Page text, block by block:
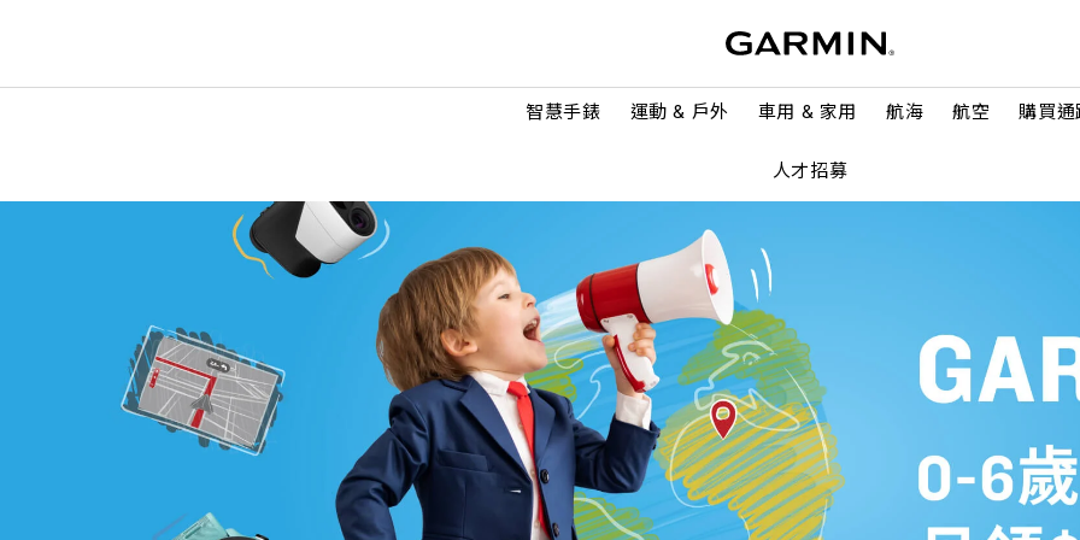
智慧手錶 運動 & 戶外 車用 & 家用 航海 航空 購買通
人才招募